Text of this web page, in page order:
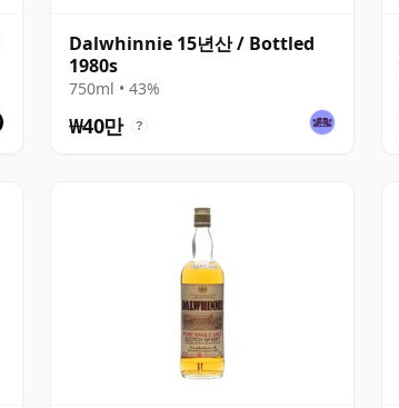
Dalwhinnie 15년산 / Bottled
1980s
750ml • 43%
₩40만 ?